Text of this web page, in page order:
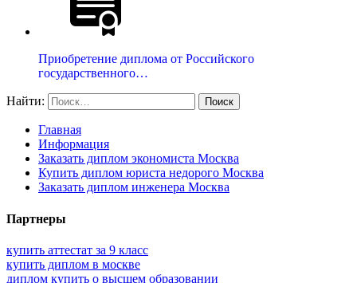
Приобретение диплома от Российского
государственного…
Найти:
Главная
Информация
Заказать диплом экономиста Москва
Купить диплом юриста недорого Москва
Заказать диплом инженера Москва
Партнеры
купить аттестат за 9 класс
купить диплом в москве
диплом купить о высшем образовании